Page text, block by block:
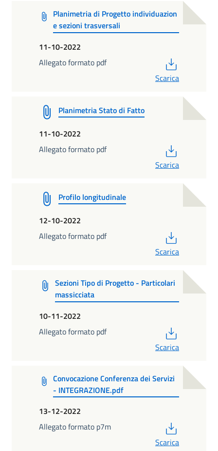
Planimetria di Progetto individuazion
e sezioni trasversali
11-10-2022
Allegato formato pdf
Scarica
Planimetria Stato di Fatto
11-10-2022
Allegato formato pdf
Scarica
Profilo longitudinale
12-10-2022
Allegato formato pdf
Scarica
Sezioni Tipo di Progetto - Particolari
massicciata
10-11-2022
Allegato formato pdf
Scarica
Convocazione Conferenza dei Servizi
- INTEGRAZIONE.pdf
13-12-2022
Allegato formato p7m
Scarica